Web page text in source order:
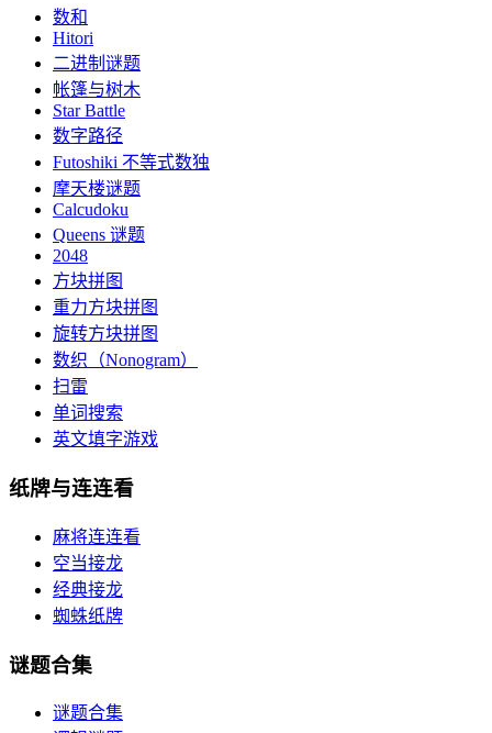
数和
Hitori
二进制谜题
帐篷与树木
Star Battle
数字路径
Futoshiki 不等式数独
摩天楼谜题
Calcudoku
Queens 谜题
2048
方块拼图
重力方块拼图
旋转方块拼图
数织（Nonogram）
扫雷
单词搜索
英文填字游戏
纸牌与连连看
麻将连连看
空当接龙
经典接龙
蜘蛛纸牌
谜题合集
谜题合集